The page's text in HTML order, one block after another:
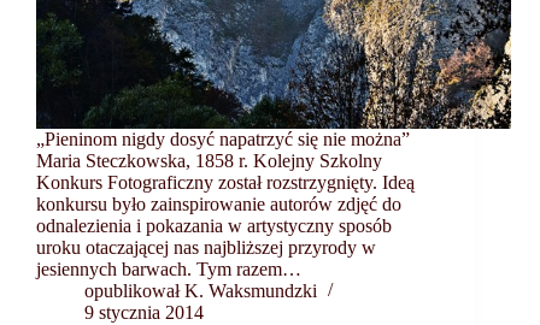
„Pieninom nigdy dosyć napatrzyć się nie można”
Maria Steczkowska, 1858 r. Kolejny Szkolny
Konkurs Fotograficzny został rozstrzygnięty. Ideą
konkursu było zainspirowanie autorów zdjęć do
odnalezienia i pokazania w artystyczny sposób
uroku otaczającej nas najbliższej przyrody w
jesiennych barwach. Tym razem…
opublikował K. Waksmundzki
9 stycznia 2014